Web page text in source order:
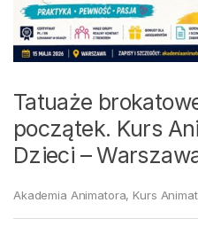
Tatuaże
początek. Kurs
Dzieci –
Akademia Animatora, Kurs